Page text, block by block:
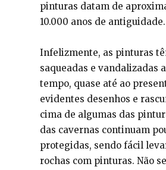
pinturas datam de
10.000 anos de antiguidade.
Infelizmente, as pinturas
saqueadas e vandalizadas
tempo, quase até ao
evidentes desenhos e
cima de algumas das
das cavernas continuam
protegidas, sendo fácil
rochas com pinturas. Não